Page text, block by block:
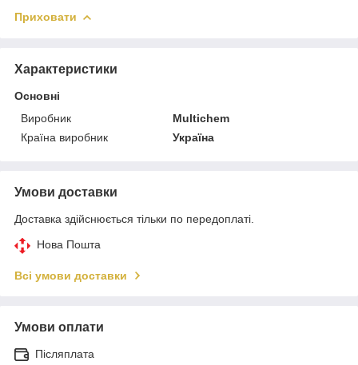
Приховати
Характеристики
Основні
Виробник
Multichem
Країна виробник
Україна
Умови доставки
Доставка здійснюється тільки по передоплаті.
Нова Пошта
Всі умови доставки
Умови оплати
Післяплата